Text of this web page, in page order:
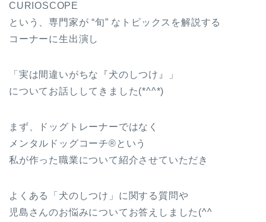
CURIOSCOPE
という、専門家が “旬” なトピックスを解説する
コーナーに生出演し
「実は間違いがちな『犬のしつけ』」
についてお話ししてきました(*^^*)
まず、ドッグトレーナーではなく
メンタルドッグコーチ®という
私が作った職業について紹介させていただき
よくある「犬のしつけ」に関する質問や
児島さんのお悩みについてお答えしました(^^ゞ